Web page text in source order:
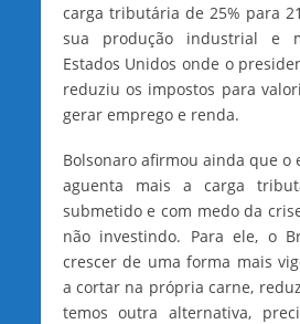
carga tributária de 25% para
sua produção industrial e
Estados Unidos onde o
reduziu os impostos para
gerar emprego e renda.
Bolsonaro afirmou ainda que o
aguenta mais a carga
submetido e com medo da
não investindo. Para ele, o
crescer de uma forma mais
a cortar na própria carne,
temos outra alternativa,